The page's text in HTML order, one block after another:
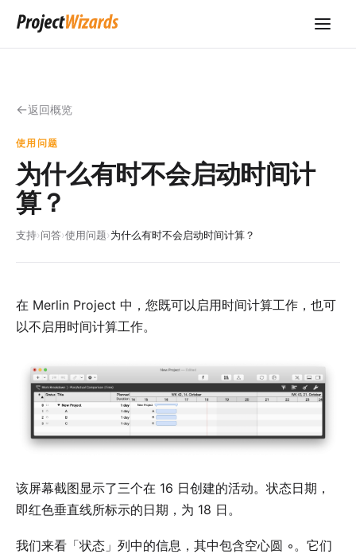
返回概览
使用问题
为什么有时不会启动时间计
算？
支持›问答›使用问题›为什么有时不会启动时间计算？
在 Merlin Project 中，您既可以启用时间计算工作，也可
以不启用时间计算工作。
该屏幕截图显示了三个在 16 日创建的活动。状态日期，
即红色垂直线所标示的日期，为 18 日。
我们来看 「状态」列中的信息 ，其中包含空心圆 ◦。它们